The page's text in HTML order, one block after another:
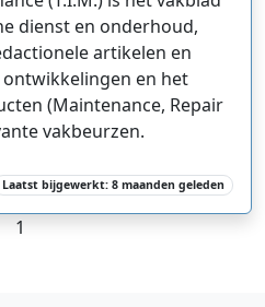
dienst en onderhoud,
artikelen en
en het
(Maintenance, Repair
vakbeurzen.
Laatst bijgewerkt: 8 maanden geleden
1